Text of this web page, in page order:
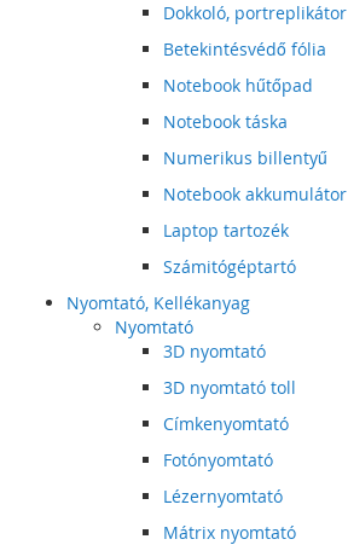
Dokkoló, portreplikátor
Betekintésvédő fólia
Notebook hűtőpad
Notebook táska
Numerikus billentyű
Notebook akkumulátor
Laptop tartozék
Számitógéptartó
Nyomtató, Kellékanyag
Nyomtató
3D nyomtató
3D nyomtató toll
Címkenyomtató
Fotónyomtató
Lézernyomtató
Mátrix nyomtató